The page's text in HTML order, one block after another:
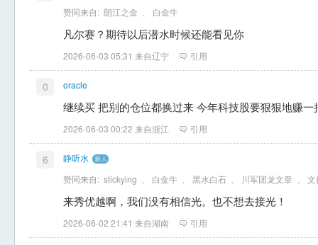
赞同来自: 朗江之金 白金牛
凡尔赛？期待以后潜水时候还能看见你
2026-06-03 05:31 来自辽宁 引用
0 oracle
继续买 把别的仓位都换过来 今年科技股要狠狠地赚一
2026-06-03 00:22 来自浙江 引用
6
静听水
赞同来自: stickying 白金牛 黑水白石 川军团龙文章 文
来秀优越啊，我们没有相信光。也不想去接光！
2026-06-02 21:41 来自湖南 引用